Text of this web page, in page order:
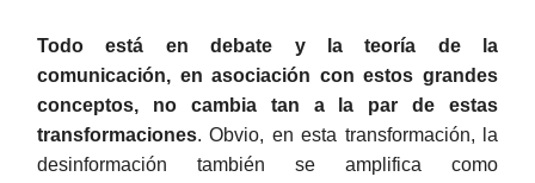
Todo está en debate y la teoría de la
comunicación, en asociación con estos grandes
conceptos, no cambia tan a la par de estas
transformaciones. Obvio, en esta transformación, la
desinformación también se amplifica como